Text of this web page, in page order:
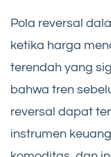
Pola reversal
ketika harga
terendah yang
bahwa tren
reversal dapat
instrumen